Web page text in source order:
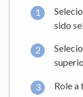
sido
Role a